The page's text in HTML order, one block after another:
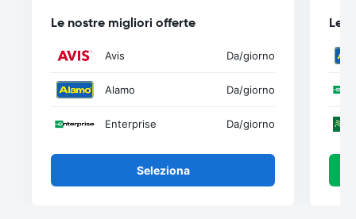
Le nostre migliori offerte
Avis Da/giorno
Alamo Da/giorno
Enterprise Da/giorno
Seleziona
Le